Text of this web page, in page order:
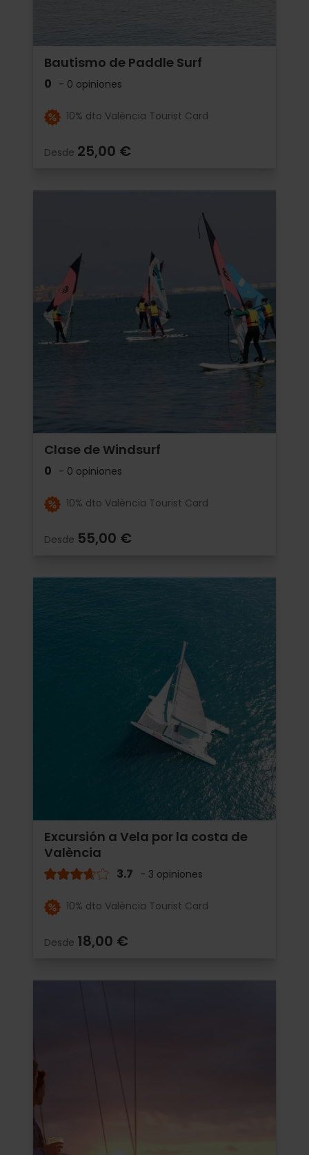
Bautismo de Paddle Surf
0 - 0 opiniones
10% dto València Tourist Card
Desde 25,00 €
Clase de Windsurf
0 - 0 opiniones
10% dto València Tourist Card
Desde 55,00 €
Excursión a Vela por la costa de
València
3.7 - 3 opiniones
10% dto València Tourist Card
Desde 18,00 €